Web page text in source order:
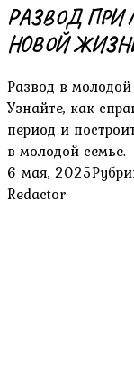
РАЗВОД ПРИ
НОВОЙ
Развод в
Узнайте, как
период и
в молодой семье.
6 мая, 2025
Redactor